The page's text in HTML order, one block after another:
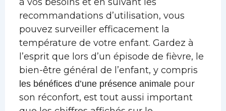
recommandations d’utilisation, vous
pouvez surveiller efficacement la
température de votre enfant. Gardez à
l’esprit que lors d’un épisode de fièvre, le
bien-être général de l’enfant, y compris
les bénéfices d’une présence animalepour
son réconfort, est tout aussi important